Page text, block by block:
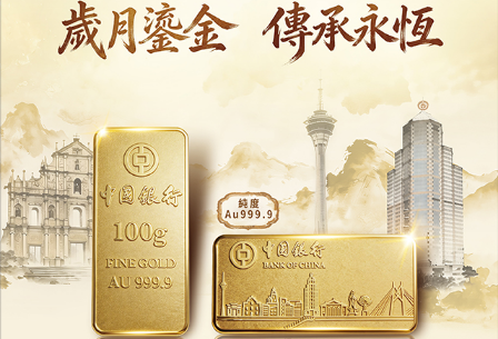
會展業情況理想
上半年帶動24.7億非博彩收入上升三成
16/08/2024